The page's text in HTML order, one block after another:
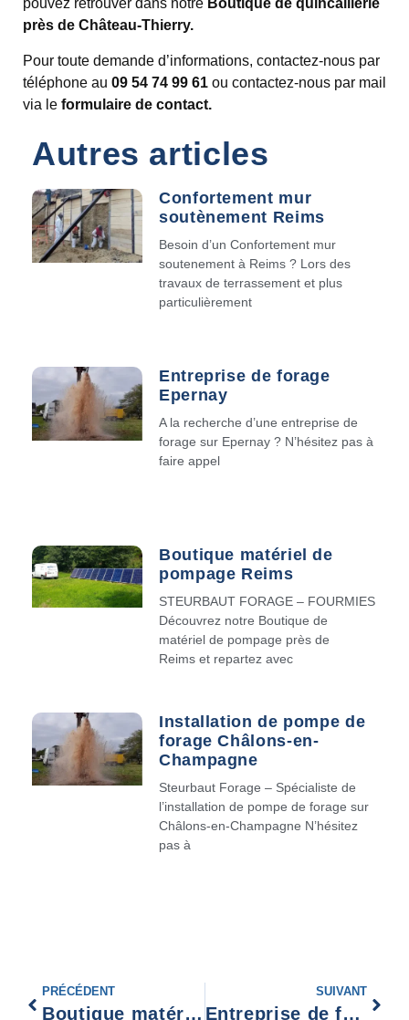
pouvez retrouver dans notre Boutique de quincaillerie
près de Château-Thierry.
Pour toute demande d’informations, contactez-nous par
téléphone au 09 54 74 99 61 ou contactez-nous par mail
via le formulaire de contact.
Autres articles
Confortement mur
soutènement Reims
Besoin d’un Confortement mur
soutenement à Reims ? Lors des
travaux de terrassement et plus
particulièrement
Entreprise de forage
Epernay
A la recherche d’une entreprise de
forage sur Epernay ? N’hésitez pas à
faire appel
Boutique matériel de
pompage Reims
STEURBAUT FORAGE – FOURMIES
Découvrez notre Boutique de
matériel de pompage près de
Reims et repartez avec
Installation de pompe de
forage Châlons-en-
Champagne
Steurbaut Forage – Spécialiste de
l’installation de pompe de forage sur
Châlons-en-Champagne N’hésitez
pas à
PRÉCÉDENT
Boutique matériel de pompage Strasbourg
SUIVANT
Entreprise de fondation profonde Reims